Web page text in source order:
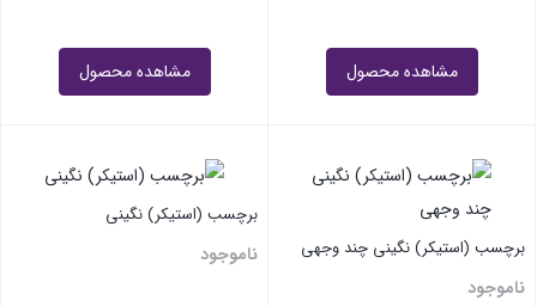
مشاهده محصول مشاهده محصول
برچسب (استیکر) نگینی چند وجهی
ناموجود
برچسب (استیکر) نگینی
ناموجود